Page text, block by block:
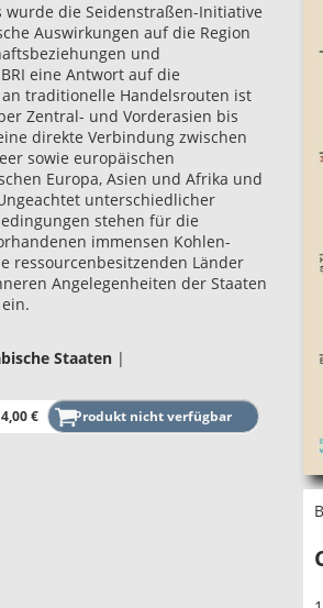
die Seidenstraßen-Initiative
Auswirkungen auf die Region
und
eine Antwort auf die
traditionelle Handelsrouten ist
Zentral- und Vorderasien bis
direkte Verbindung zwischen
sowie europäischen
Europa, Asien und Afrika und
unterschiedlicher
stehen für die
immensen Kohlen-
ressourcenbesitzenden Länder
Angelegenheiten der Staaten
Staaten |
€